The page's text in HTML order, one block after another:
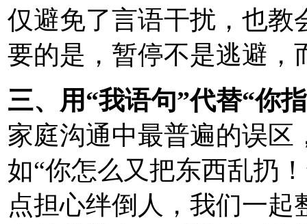
仅避免了言语干扰，也教
要的是，暂停不是逃避，
三、用“我语句”代替“你
家庭沟通中最普遍的误区
如“你怎么又把东西乱扔
点担心绊倒人，我们一起